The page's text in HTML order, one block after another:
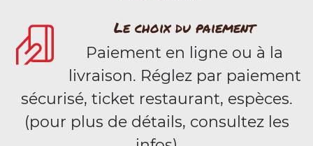
Le choix du paiement
Paiement en ligne ou à la
livraison. Réglez par paiement
sécurisé, ticket restaurant, espèces.
(pour plus de détails, consultez les